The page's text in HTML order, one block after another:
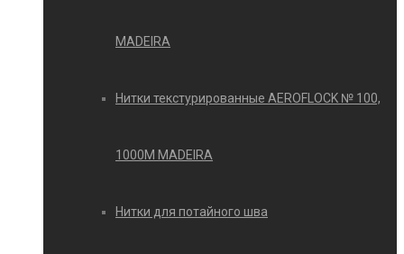
MADEIRA
Нитки текстурированные AEROFLOCK № 100,
1000М MADEIRA
Нитки для потайного шва